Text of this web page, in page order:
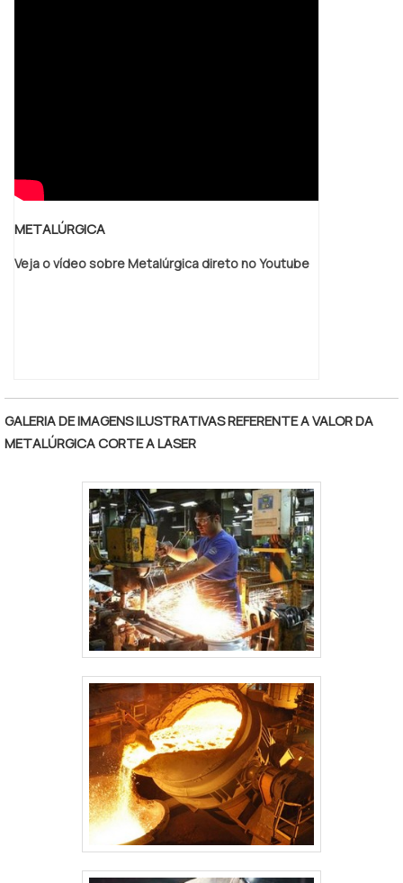
METALÚRGICA
Veja o vídeo sobre Metalúrgica direto no Youtube
GALERIA DE IMAGENS ILUSTRATIVAS REFERENTE A VALOR DA
METALÚRGICA CORTE A LASER